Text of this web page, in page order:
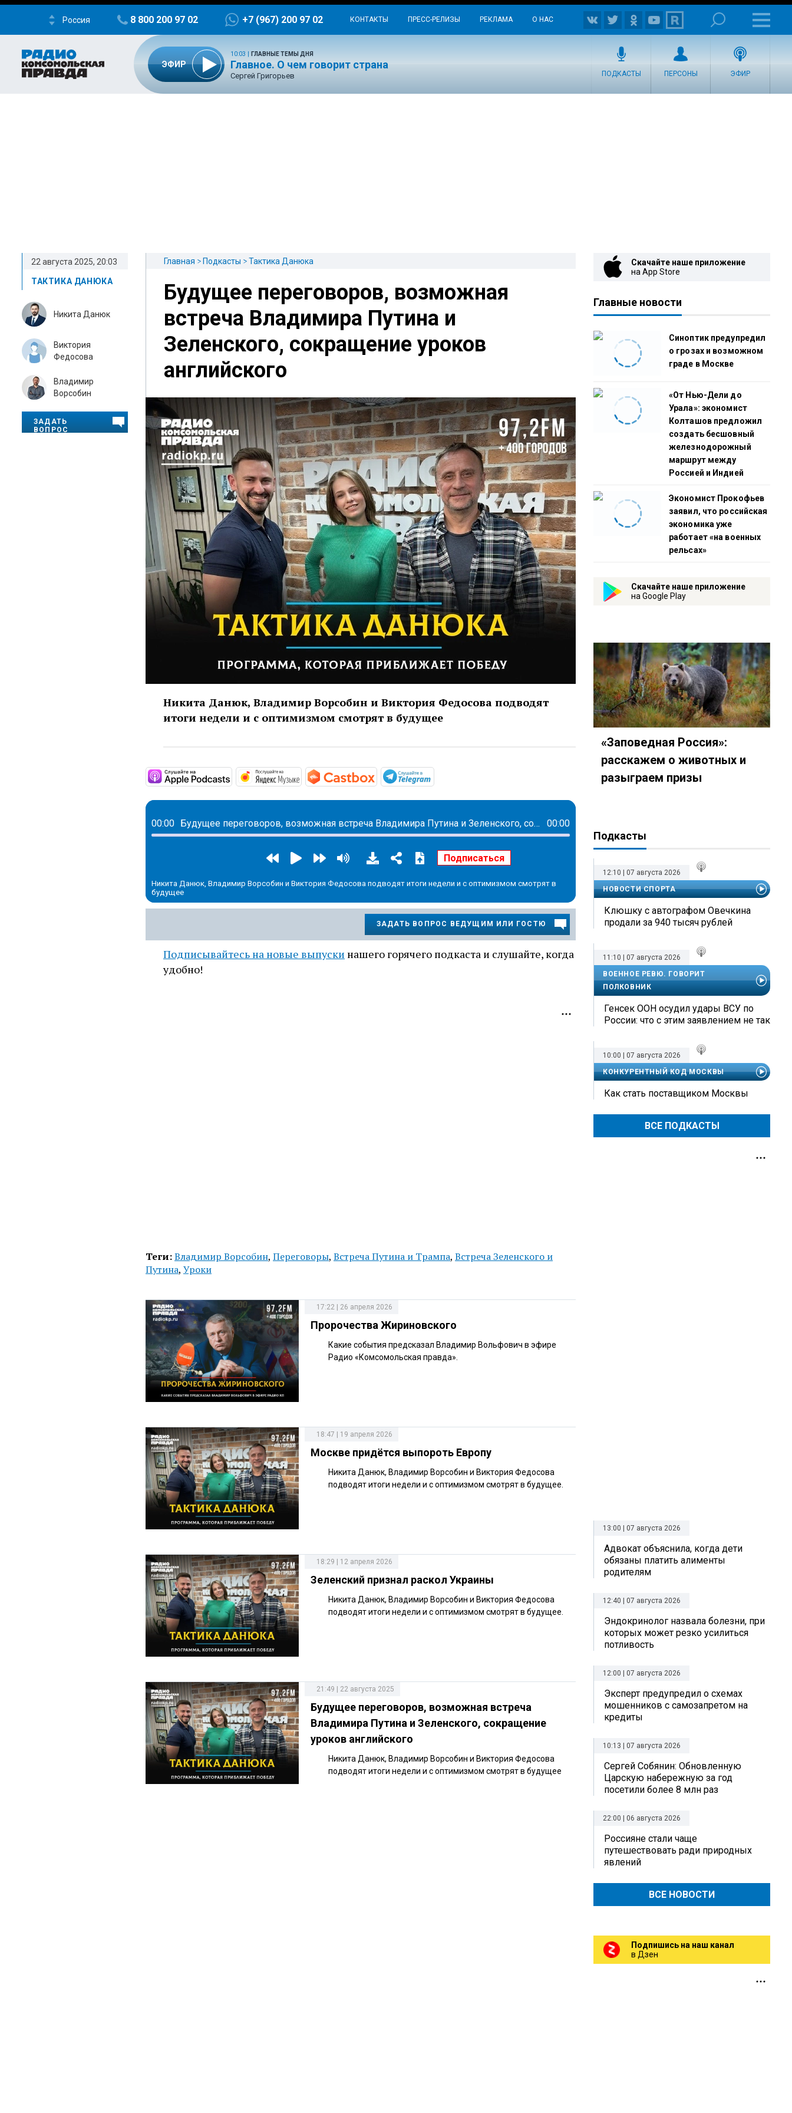
Россия 8 800 200 97 02 +7 (967) 200 97 02 КОНТАКТЫ ПРЕСС-РЕЛИЗЫ РЕКЛАМА О НАС
ЭФИР
10:03 ГЛАВНЫЕ ТЕМЫ ДНЯ
Главное. О чем говорит страна
Сергей Григорьев ПОДКАСТЫ ПЕРСОНЫ ЭФИР
Главная Подкасты Тактика Данюка
Будущее переговоров, возможная
встреча Владимира Путина и
Зеленского, сокращение уроков
английского
Никита Данюк, Владимир Ворсобин и Виктория Федосова подводят
итоги недели и с оптимизмом смотрят в будущее
https://podcasts.apple.com/podcast/id1669805599
https://music.yandex.ru/album/24829912
https://castbox.fm/channel/id5305522
https://t.me/mavestreambot/app?startapp=taktika-danuka_131
00:00 Будущее переговоров, возможная встреча Владимира Путина и Зеленского, сокращение уроков английского 00:00
Никита Данюк, Владимир Ворсобин и Виктория Федосова подводят итоги недели и с оптимизмом смотрят в
будущее
ЗАДАТЬ ВОПРОС ВЕДУЩИМ ИЛИ ГОСТЮ
Подписывайтесь на новые выпускинашего горячего подкаста и слушайте, когда
удобно!
22 августа 2025, 20:03
ТАКТИКА ДАНЮКА
Никита Данюк
Виктория
Федосова
Владимир
Ворсобин
ЗАДАТЬ
ВОПРОС
Теги:Владимир Ворсобин, Переговоры, Встреча Путина и Трампа, Встреча Зеленского и
Путина, Уроки
17:22 | 26 апреля 2026
Пророчества Жириновского
Какие события предсказал Владимир Вольфович в эфире
Радио «Комсомольская правда».
18:47 | 19 апреля 2026
Москве придётся выпороть Европу
Никита Данюк, Владимир Ворсобин и Виктория Федосова
подводят итоги недели и с оптимизмом смотрят в будущее.
18:29 | 12 апреля 2026
Зеленский признал раскол Украины
Никита Данюк, Владимир Ворсобин и Виктория Федосова
подводят итоги недели и с оптимизмом смотрят в будущее.
21:49 | 22 августа 2025
Будущее переговоров, возможная встреча
Владимира Путина и Зеленского, сокращение
уроков английского
Никита Данюк, Владимир Ворсобин и Виктория Федосова
подводят итоги недели и с оптимизмом смотрят в будущее
Скачайте наше приложение
на App Store
Главные новости
Синоптик предупредил
о грозах и возможном
граде в Москве
«От Нью-Дели до
Урала»: экономист
Колташов предложил
создать бесшовный
железнодорожный
маршрут между
Россией и Индией
Экономист Прокофьев
заявил, что российская
экономика уже
работает «на военных
рельсах»
Скачайте наше приложение
на Google Play
«Заповедная Россия»:
расскажем о животных и
разыграем призы
Подкасты
12:10 | 07 августа 2026
НОВОСТИ СПОРТА
Клюшку с автографом Овечкина
продали за 940 тысяч рублей
11:10 | 07 августа 2026
ВОЕННОЕ РЕВЮ. ГОВОРИТ
ПОЛКОВНИК
Генсек ООН осудил удары ВСУ по
России: что с этим заявлением не так
10:00 | 07 августа 2026
КОНКУРЕНТНЫЙ КОД МОСКВЫ
Как стать поставщиком Москвы
ВСЕ ПОДКАСТЫ
13:00 | 07 августа 2026
Адвокат объяснила, когда дети
обязаны платить алименты
родителям
12:40 | 07 августа 2026
Эндокринолог назвала болезни, при
которых может резко усилиться
потливость
12:00 | 07 августа 2026
Эксперт предупредил о схемах
мошенников с самозапретом на
кредиты
10:13 | 07 августа 2026
Сергей Собянин: Обновленную
Царскую набережную за год
посетили более 8 млн раз
22:00 | 06 августа 2026
Россияне стали чаще
путешествовать ради природных
явлений
ВСЕ НОВОСТИ
Подпишись на наш канал
в Дзен